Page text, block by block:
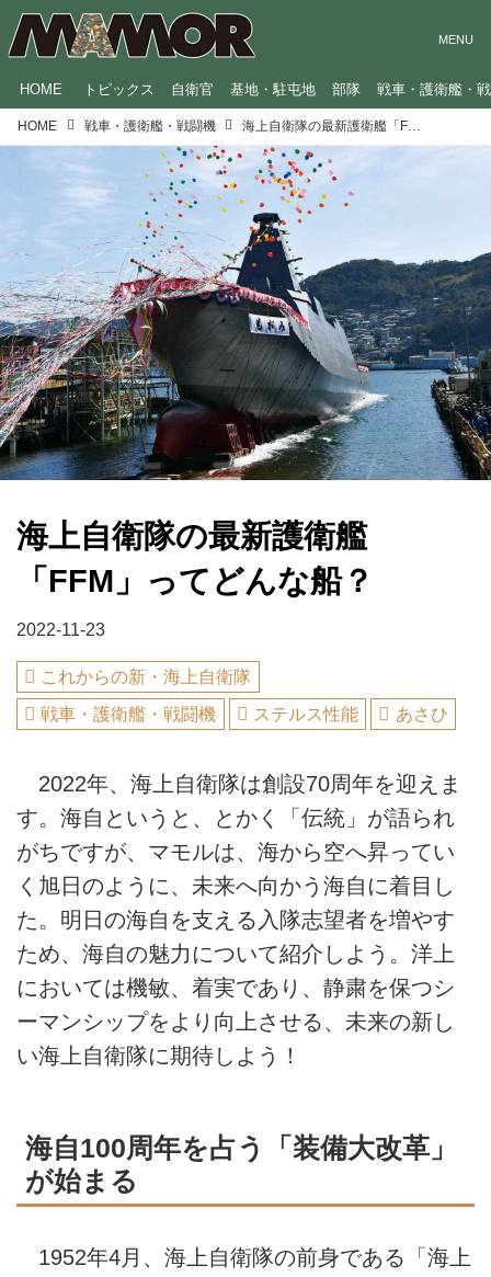
HOME トピックス 自衛官 基地・駐屯地 部隊 戦車・護衛艦・
HOME 戦車・護衛艦・戦闘機
海上自衛隊の最新護衛艦
「FFM」ってどんな船？
2022-11-23
これからの新・海上自衛隊
戦車・護衛艦・戦闘機
ステルス性能 あさひ
2022年、海上自衛隊は創設70周年を迎えま
す。海自というと、とかく「伝統」が語られ
がちですが、マモルは、海から空へ昇ってい
く旭日のように、未来へ向かう海自に着目し
た。明日の海自を支える入隊志望者を増やす
ため、海自の魅力について紹介しよう。洋上
においては機敏、着実であり、静粛を保つシ
ーマンシップをより向上させる、未来の新し
い海上自衛隊に期待しよう！
海自100周年を占う「装備大改革」
が始まる
1952年4月、海上自衛隊の前身である「海上